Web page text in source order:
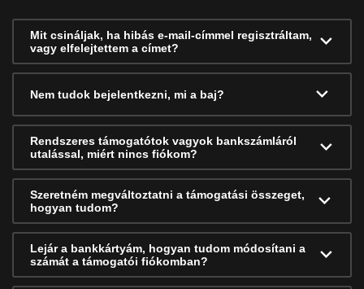
Mit csináljak, ha hibás e-mail-címmel regisztráltam,
vagy elfelejtettem a címet?
Nem tudok bejelentkezni, mi a baj?
Rendszeres támogatótok vagyok bankszámláról
utalással, miért nincs fiókom?
Szeretném megváltoztatni a támogatási összeget,
hogyan tudom?
Lejár a bankkártyám, hogyan tudom módosítani a
számát a támogatói fiókomban?